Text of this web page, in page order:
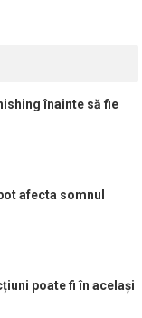
înainte să fie
afecta somnul
poate fi în același